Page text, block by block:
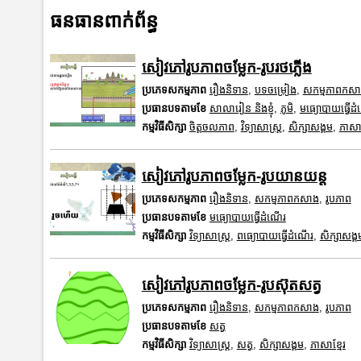
ធនធានពាក់ព័ន្ធ
សៀវភៅរូបភាពចម្លែក-រូបរថភ្លើង
ប្រភេទសកម្មភាព រឿងនិទាន បទចម្រៀង សកម្មភាពកស
ប្រធានបទតាមខែ សាលារៀន និងខ្ញុំ ភូមិ, មធ្យោបាយធ្វើ
កម្មវិធីសិក្សា ចិត្តចលភាព វិទ្យាសាស្រ្ត សិក្សាសង្គម, ភាសា
សៀវភៅរូបភាពចម្លែក-រូបយានយន្ត
ប្រភេទសកម្មភាព រឿងនិទាន សកម្មភាពកសាង រូបភាព
ប្រធានបទតាមខែ មធ្យោបាយធ្វើដំណើរ
កម្មវិធីសិក្សា វិទ្យាសាស្រ្ត ពធ្យោបាយធ្វើដំណើរ, សិក្សាសង្គ
សៀវភៅរូបភាពចម្លែក-រូបស៊ុតសត្វ
ប្រភេទសកម្មភាព រឿងនិទាន សកម្មភាពកសាង រូបភាព
ប្រធានបទតាមខែ សត្វ
កម្មវិធីសិក្សា វិទ្យាសាស្រ្ត សត្វ សិក្សាសង្គម, ភាសាខ្មែរ